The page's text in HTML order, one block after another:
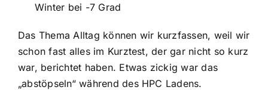
Winter bei -7 Grad
Das Thema Alltag können wir kurzfassen, weil wir
schon fast alles im Kurztest, der gar nicht so kurz
war, berichtet haben. Etwas zickig war das
„abstöpseln“ während des HPC Ladens.